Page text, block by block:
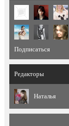
Подписаться
Редакторы
Наталья